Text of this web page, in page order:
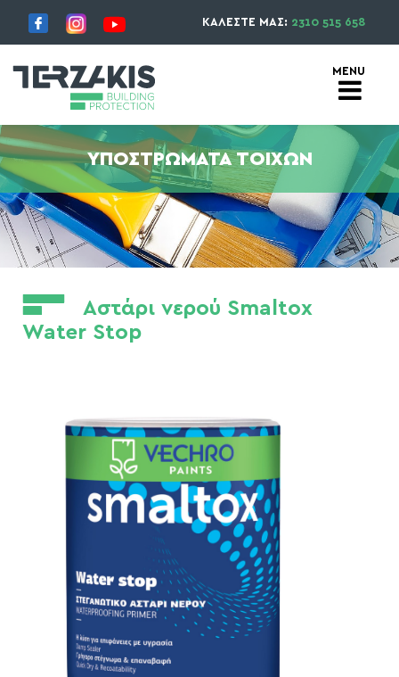
ΚΑΛΕΣΤΕ ΜΑΣ: 2310 515 658
ΥΠΟΣΤΡΏΜΑΤΑ ΤΟΊΧΩΝ
Αστάρι νερού Smaltox
Water Stop